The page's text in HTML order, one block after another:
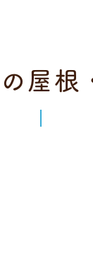
屋根